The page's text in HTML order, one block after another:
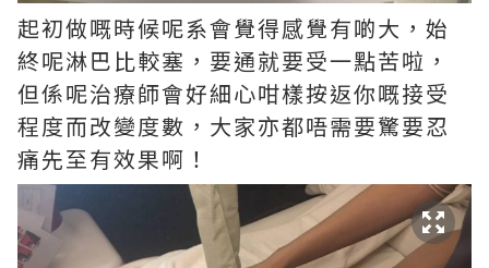
起初做嘅時候呢系會覺得感覺有啲大，始
終呢淋巴比較塞，要通就要受一點苦啦，
但係呢治療師會好細心咁樣按返你嘅接受
程度而改變度數，大家亦都唔需要驚要忍
痛先至有效果啊！